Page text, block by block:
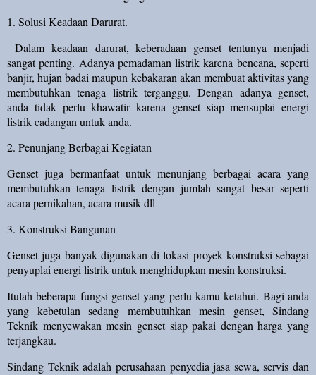
1. Solusi Keadaan Darurat.
Dalam keadaan darurat, keberadaan genset tentunya menjadi
sangat penting. Adanya pemadaman listrik karena bencana, seperti
banjir, hujan badai maupun kebakaran akan membuat aktivitas yang
membutuhkan tenaga listrik terganggu. Dengan adanya genset,
anda tidak perlu khawatir karena genset siap mensuplai energi
listrik cadangan untuk anda.
2. Penunjang Berbagai Kegiatan
Genset juga bermanfaat untuk menunjang berbagai acara yang
membutuhkan tenaga listrik dengan jumlah sangat besar seperti
acara pernikahan, acara musik dll
3. Konstruksi Bangunan
Genset juga banyak digunakan di lokasi proyek konstruksi sebagai
penyuplai energi listrik untuk menghidupkan mesin konstruksi.
Itulah beberapa fungsi genset yang perlu kamu ketahui. Bagi anda
yang kebetulan sedang membutuhkan mesin genset, Sindang
Teknik menyewakan mesin genset siap pakai dengan harga yang
terjangkau.
Sindang Teknik adalah perusahaan penyedia jasa sewa, servis dan